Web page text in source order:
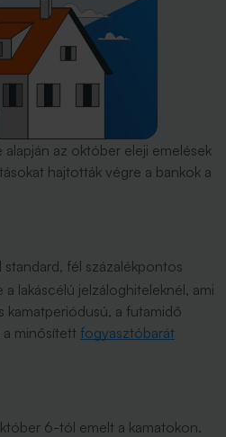
az október eleji emelések
hajtották végre a bankok a
fél százalékpontos
lakáscélú jelzáloghiteleknél, ami
a futamidő
minősített fogyasztóbarát
6-tól emelt a kamatokon.